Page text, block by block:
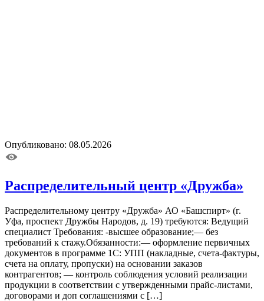
Опубликовано: 08.05.2026
Распределительный центр «Дружба»
Распределительному центру «Дружба» АО «Башспирт» (г.
Уфа, проспект Дружбы Народов, д. 19) требуются: Ведущий
специалист Требования: -высшее образование;— без
требований к стажу.Обязанности:— оформление первичных
документов в программе 1С: УПП (накладные, счета-фактуры,
счета на оплату, пропуски) на основании заказов
контрагентов; — контроль соблюдения условий реализации
продукции в соответствии с утвержденными прайс-листами,
договорами и доп соглашениями с […]